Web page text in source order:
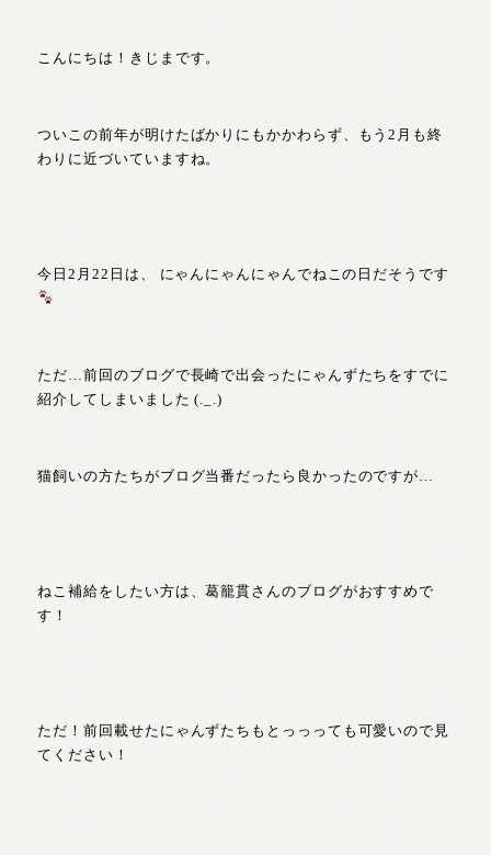
こんにちは！きじまです。
ついこの前年が明けたばかりにもかかわらず、もう2月も終
わりに近づいていますね。
今日2月22日は、 にゃんにゃんにゃんでねこの日だそうです
ただ…前回のブログで長崎で出会ったにゃんずたちをすでに
紹介してしまいました (._.)
猫飼いの方たちがブログ当番だったら良かったのですが…
ねこ補給をしたい方は、葛籠貫さんのブログがおすすめで
す！
ただ！前回載せたにゃんずたちもとっっっても可愛いので見
てください！